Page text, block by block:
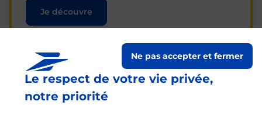
Le respect de votre vie privée,
notre priorité
Ne pas accepter et fermer
Je découvre
Questions fréquemment
posées